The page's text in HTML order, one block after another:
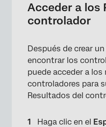
controladores
Acceder a los
controlador
Después de crear
encontrar los
puede acceder a
controladores para
Resultados del
Haga clic en el